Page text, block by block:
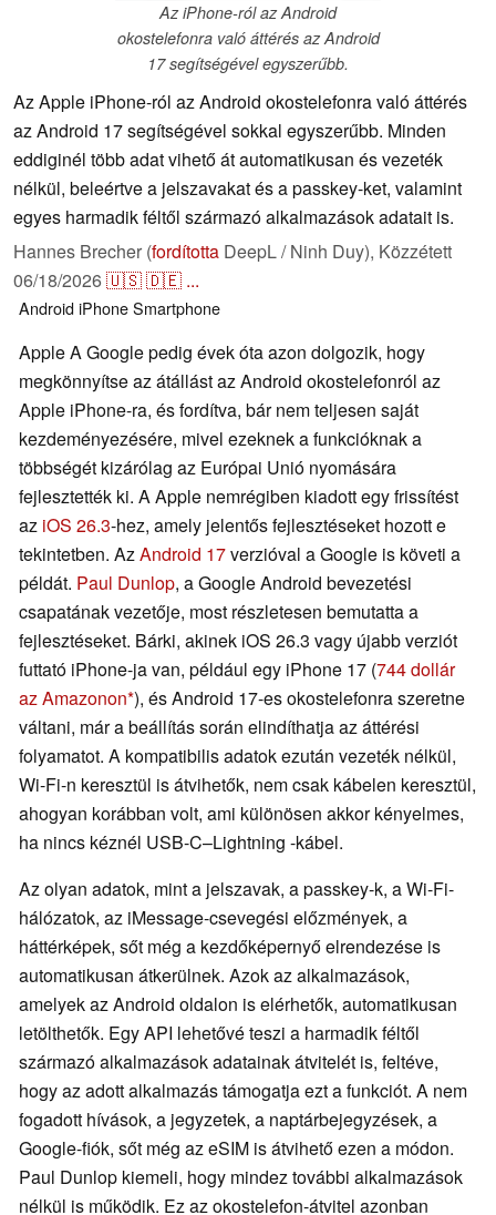
Az iPhone-ról az Android
okostelefonra való áttérés az Android
17 segítségével egyszerűbb.
Az Apple iPhone-ról az Android okostelefonra való áttérés
az Android 17 segítségével sokkal egyszerűbb. Minden
eddiginél több adat vihető át automatikusan és vezeték
nélkül, beleértve a jelszavakat és a passkey-ket, valamint
egyes harmadik féltől származó alkalmazások adatait is.
Hannes Brecher (fordította DeepL / Ninh Duy), Közzétett
06/18/2026🇺🇸🇩🇪 ...
AndroidiPhoneSmartphone
Apple A Google pedig évek óta azon dolgozik, hogy
megkönnyítse az átállást az Android okostelefonról az
Apple iPhone-ra, és fordítva, bár nem teljesen saját
kezdeményezésére, mivel ezeknek a funkcióknak a
többségét kizárólag az Európai Unió nyomására
fejlesztették ki. A Apple nemrégiben kiadott egy frissítést
az iOS 26.3-hez, amely jelentős fejlesztéseket hozott e
tekintetben. AzAndroid 17verzióval a Google is követi a
példát. Paul Dunlop, a Google Android bevezetési
csapatának vezetője, most részletesen bemutatta a
fejlesztéseket. Bárki, akinek iOS 26.3 vagy újabb verziót
futtató iPhone-ja van, például egy iPhone 17 (744 dollár
az Amazonon ), és Android 17-es okostelefonra szeretne
váltani, már a beállítás során elindíthatja az áttérési
folyamatot. A kompatibilis adatok ezután vezeték nélkül,
Wi-Fi-n keresztül is átvihetők, nem csak kábelen keresztül,
ahogyan korábban volt, ami különösen akkor kényelmes,
ha nincs kéznél USB-C–Lightning -kábel.
Az olyan adatok, mint a jelszavak, a passkey-k, a Wi-Fi-
hálózatok, az iMessage-csevegési előzmények, a
háttérképek, sőt még a kezdőképernyő elrendezése is
automatikusan átkerülnek. Azok az alkalmazások,
amelyek az Android oldalon is elérhetők, automatikusan
letölthetők. Egy API lehetővé teszi a harmadik féltől
származó alkalmazások adatainak átvitelét is, feltéve,
hogy az adott alkalmazás támogatja ezt a funkciót. A nem
fogadott hívások, a jegyzetek, a naptárbejegyzések, a
Google-fiók, sőt még az eSIM is átvihető ezen a módon.
Paul Dunlop kiemeli, hogy mindez további alkalmazások
nélkül is működik. Ez az okostelefon-átvitel azonban